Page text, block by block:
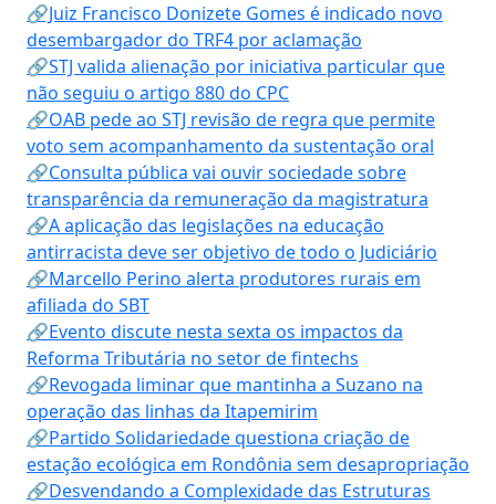
🔗Juiz Francisco Donizete Gomes é indicado novo
desembargador do TRF4 por aclamação
🔗STJ valida alienação por iniciativa particular que
não seguiu o artigo 880 do CPC
🔗OAB pede ao STJ revisão de regra que permite
voto sem acompanhamento da sustentação oral
🔗Consulta pública vai ouvir sociedade sobre
transparência da remuneração da magistratura
🔗A aplicação das legislações na educação
antirracista deve ser objetivo de todo o Judiciário
🔗Marcello Perino alerta produtores rurais em
afiliada do SBT
🔗Evento discute nesta sexta os impactos da
Reforma Tributária no setor de fintechs
🔗Revogada liminar que mantinha a Suzano na
operação das linhas da Itapemirim
🔗Partido Solidariedade questiona criação de
estação ecológica em Rondônia sem desapropriação
🔗Desvendando a Complexidade das Estruturas